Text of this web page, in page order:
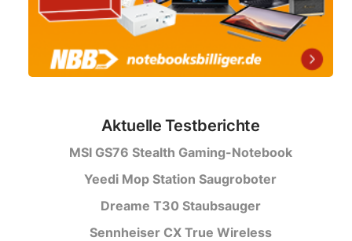
Aktuelle Testberichte
MSI GS76 Stealth Gaming-Notebook
Yeedi Mop Station Saugroboter
Dreame T30 Staubsauger
Sennheiser CX True Wireless